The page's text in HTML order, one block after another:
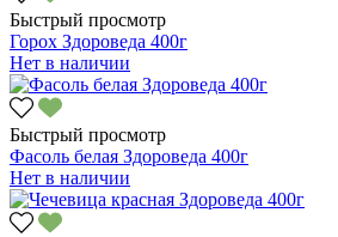
Быстрый просмотр
Горох Здороведа 400г
Нет в наличии
Быстрый просмотр
Фасоль белая Здороведа 400г
Нет в наличии